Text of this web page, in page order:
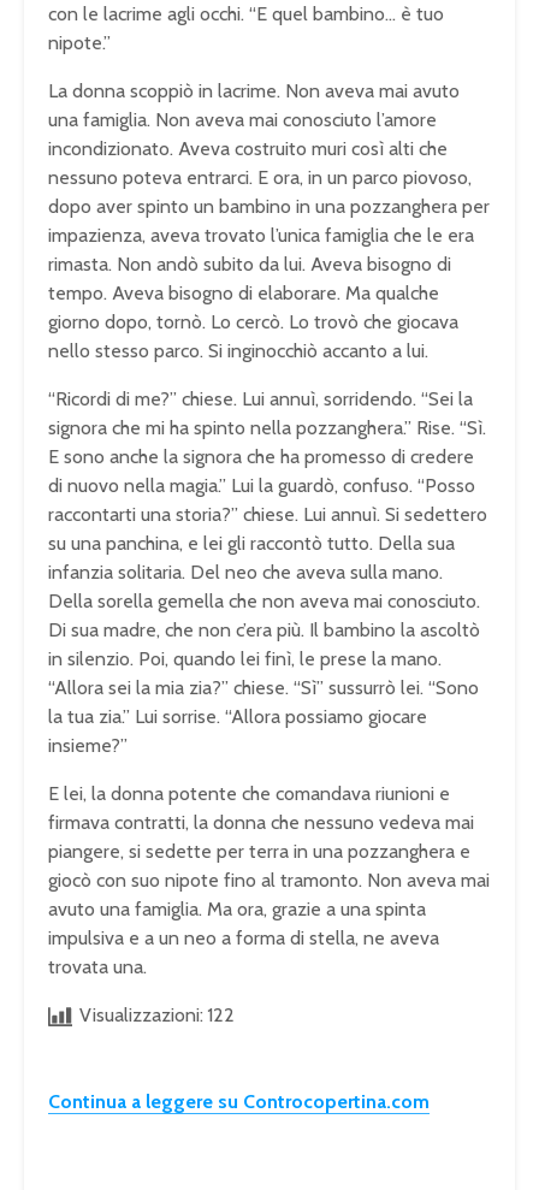
con le lacrime agli occhi. “E quel bambino… è tuo
nipote.”
La donna scoppiò in lacrime. Non aveva mai avuto
una famiglia. Non aveva mai conosciuto l’amore
incondizionato. Aveva costruito muri così alti che
nessuno poteva entrarci. E ora, in un parco piovoso,
dopo aver spinto un bambino in una pozzanghera per
impazienza, aveva trovato l’unica famiglia che le era
rimasta. Non andò subito da lui. Aveva bisogno di
tempo. Aveva bisogno di elaborare. Ma qualche
giorno dopo, tornò. Lo cercò. Lo trovò che giocava
nello stesso parco. Si inginocchiò accanto a lui.
“Ricordi di me?” chiese. Lui annuì, sorridendo. “Sei la
signora che mi ha spinto nella pozzanghera.” Rise. “Sì.
E sono anche la signora che ha promesso di credere
di nuovo nella magia.” Lui la guardò, confuso. “Posso
raccontarti una storia?” chiese. Lui annuì. Si sedettero
su una panchina, e lei gli raccontò tutto. Della sua
infanzia solitaria. Del neo che aveva sulla mano.
Della sorella gemella che non aveva mai conosciuto.
Di sua madre, che non c’era più. Il bambino la ascoltò
in silenzio. Poi, quando lei finì, le prese la mano.
“Allora sei la mia zia?” chiese. “Sì” sussurrò lei. “Sono
la tua zia.” Lui sorrise. “Allora possiamo giocare
insieme?”
E lei, la donna potente che comandava riunioni e
firmava contratti, la donna che nessuno vedeva mai
piangere, si sedette per terra in una pozzanghera e
giocò con suo nipote fino al tramonto. Non aveva mai
avuto una famiglia. Ma ora, grazie a una spinta
impulsiva e a un neo a forma di stella, ne aveva
trovata una.
Visualizzazioni: 122
Continua a leggere su Controcopertina.com